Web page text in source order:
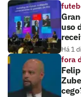
uso
Há 1
fora